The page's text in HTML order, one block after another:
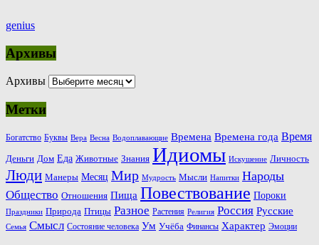
genius
Архивы
Архивы
Метки
Богатство Буквы Вера Весна Водоплавающие Времена Времена года Время
Деньги Дом Еда Животные Знания Идиомы Искушение Личность
Люди Манеры Месяц Мир Мудрость Мысли Напитки Народы
Общество Отношения Пища Повествование Пороки
Праздники Природа Птицы Разное Растения Религия Россия Русские
Семья Смысл Состояние человека Ум Учёба Финансы Характер Эмоции